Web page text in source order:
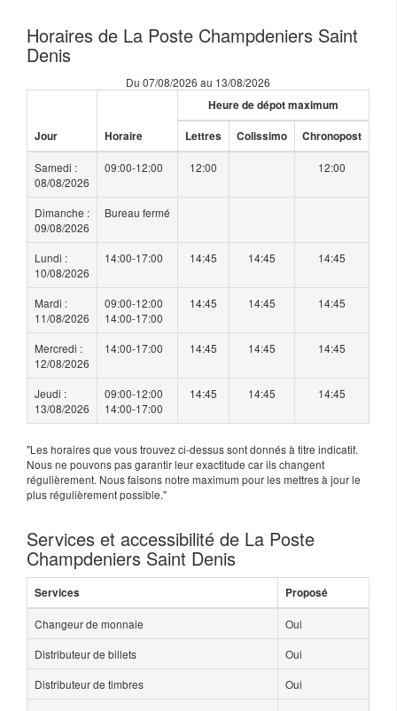
Horaires de La Poste Champdeniers Saint
Denis
Du 07/08/2026 au 13/08/2026
Jour Horaire
Heure de dépot maximum
Lettres Colissimo Chronopost
Samedi :
08/08/2026
09:00-12:00 12:00 12:00
Dimanche :
09/08/2026
Bureau fermé
Lundi :
10/08/2026
14:00-17:00 14:45 14:45 14:45
Mardi :
11/08/2026
09:00-12:00
14:00-17:00
14:45 14:45 14:45
Mercredi :
12/08/2026
14:00-17:00 14:45 14:45 14:45
Jeudi :
13/08/2026
09:00-12:00
14:00-17:00
14:45 14:45 14:45
"Les horaires que vous trouvez ci-dessus sont donnés à titre indicatif.
Nous ne pouvons pas garantir leur exactitude car ils changent
régulièrement. Nous faisons notre maximum pour les mettres à jour le
plus régulièrement possible."
Services et accessibilité de La Poste
Champdeniers Saint Denis
Services Proposé
Changeur de monnaie
Oui
Distributeur de billets
Oui
Distributeur de timbres
Oui